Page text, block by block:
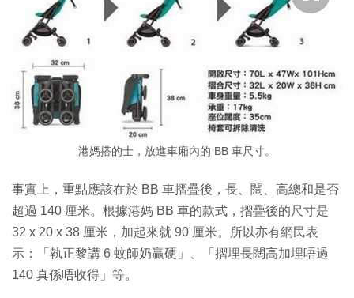
港媽搭的士，放進車廂內的 BB 車尺寸。
事實上，重點應該在於 BB 車摺疊後，長、闊、高總和是否
超過 140 厘米。根據港媽 BB 車的款式，摺疊後的尺寸是
32 x 20 x 38 厘米，加起來就 90 厘米。所以亦有網民表
示：「執正黎講 6 蚊師奶贏硬」、「摺埋長闊高加埋唔過
140 真係唔收得」等。